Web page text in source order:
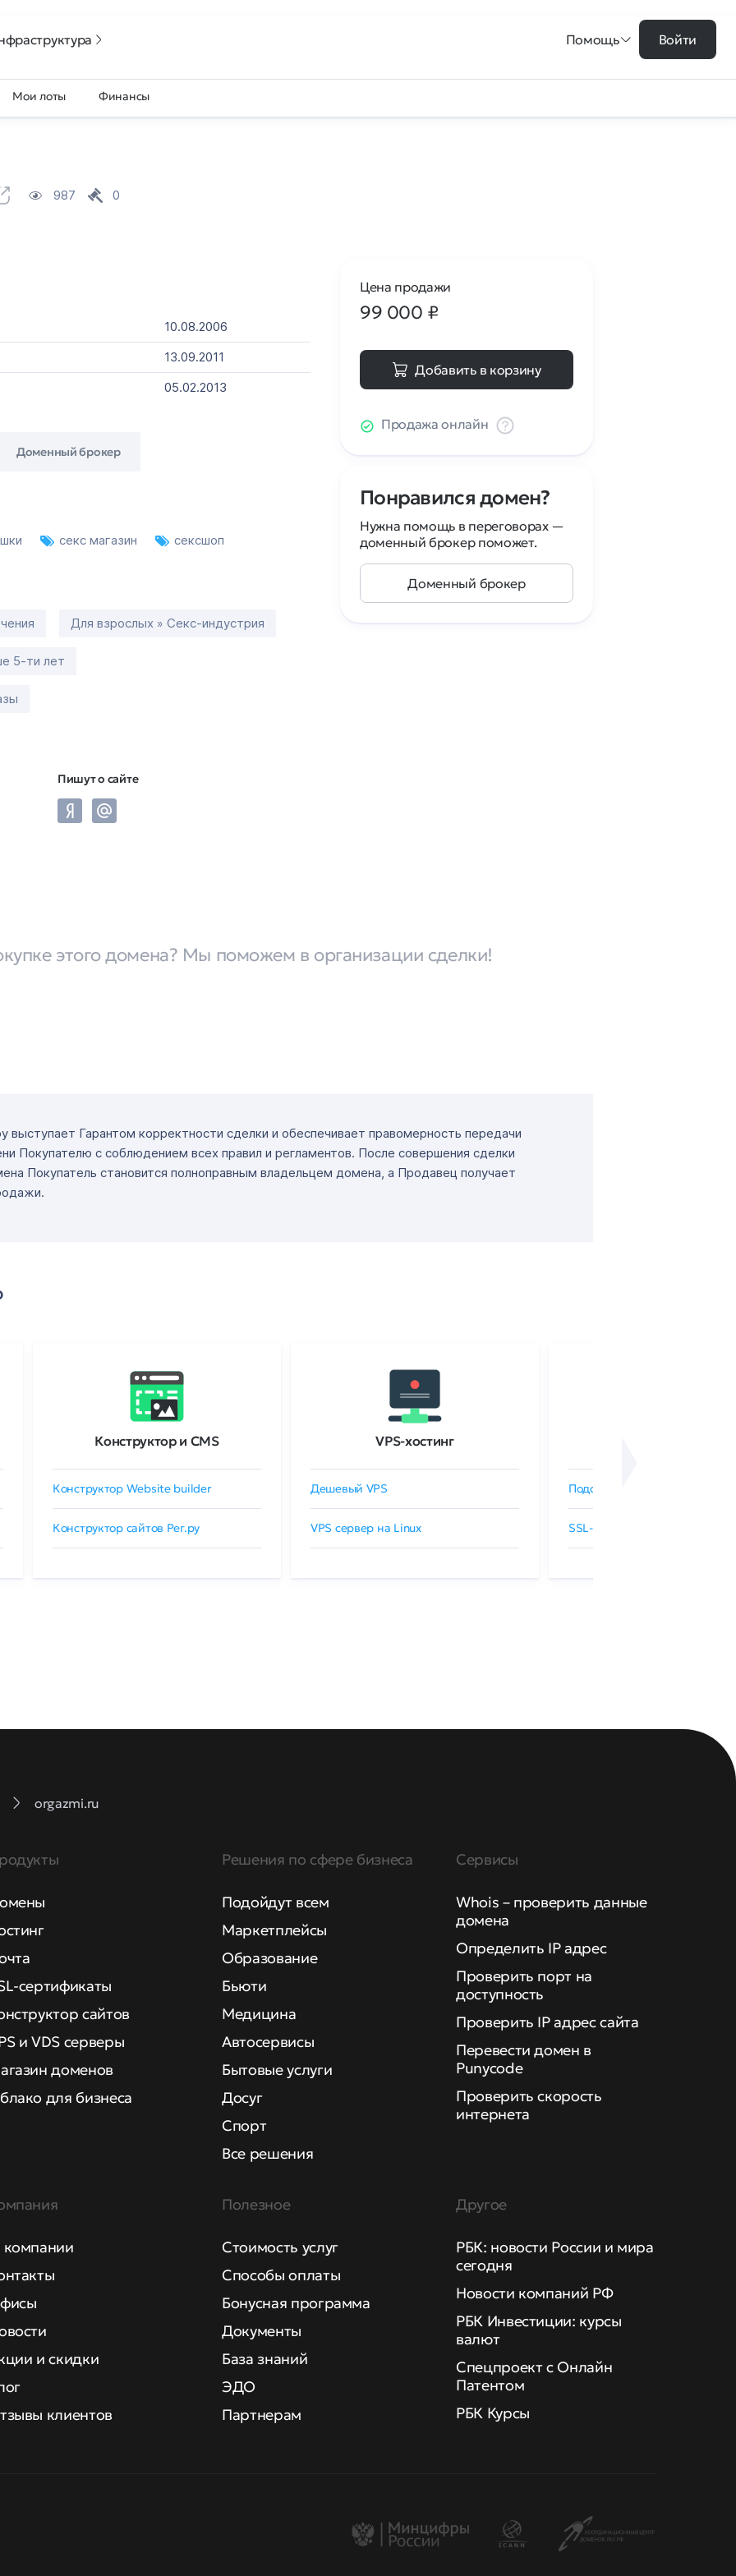
Помощь Войти
Мои лоты Финансы
987 0
10.08.2006
13.09.2011
05.02.2013
Доменный брокер
секс магазин сексшоп
Для взрослых » Секс-индустрия
5-ти лет
Пишут о сайте
Цена продажи
99 000 ₽
Добавить в корзину
Продажа онлайн
Понравился домен?
Нужна помощь в переговорах —
доменный брокер поможет.
Доменный брокер
этого домена? Мы поможем в организации сделки!
выступает Гарантом корректности сделки и обеспечивает правомерность передачи
Покупателю с соблюдением всех правил и регламентов. После совершения сделки
Покупатель становится полноправным владельцем домена, а Продавец получает
Конструктор и CMS
Конструктор Website builder
Конструктор сайтов Рег.ру
VPS-хостинг
Дешевый VPS
VPS сервер на Linux
Подобрать SSL-сертификат
SSL-сертификаты GlobalSign
orgazmi.ru
сертификаты
сайтов
и VDS серверы
доменов
для бизнеса
Решения по сфере бизнеса
Подойдут всем
Маркетплейсы
Образование
Бьюти
Медицина
Автосервисы
Бытовые услуги
Досуг
Спорт
Все решения
Сервисы
Whois – проверить данные
домена
Определить IP адрес
Проверить порт на
доступность
Проверить IP адрес сайта
Перевести домен в
Punycode
Проверить скорость
интернета
и скидки
клиентов
Полезное
Стоимость услуг
Способы оплаты
Бонусная программа
Документы
База знаний
ЭДО
Партнерам
Другое
РБК: новости России и мира
сегодня
Новости компаний РФ
РБК Инвестиции: курсы
валют
Спецпроект с Онлайн
Патентом
РБК Курсы